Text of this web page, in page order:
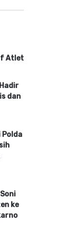
Atlet
dan
Polda
ke